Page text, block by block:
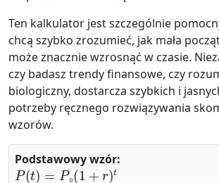
Ten kalkulator jest szczególnie
chcą szybko zrozumieć, jak mała
może znacznie wzrosnąć w czasie.
czy badasz trendy finansowe, czy
biologiczny, dostarcza szybkich i
potrzeby ręcznego rozwiązywania
wzorów.
Podstawowy wzór:
₀
P(t)=P₀(1+r) t